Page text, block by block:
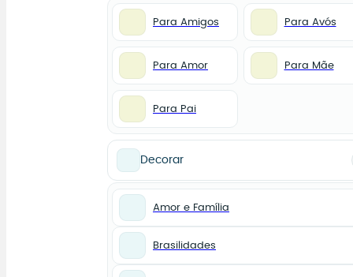
Para Amigos Para Avós
Para Amor Para Mãe
Para Pai
Decorar
Amor e Família
Brasilidades